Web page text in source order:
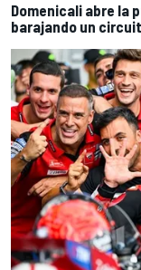
Domenicali abre la
barajando un